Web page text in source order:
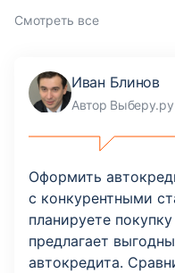
Смотреть все
Иван Блинов
Автор Выберу.ру
Оформить
с конкурентными
планируете
предлагает
автокредита.